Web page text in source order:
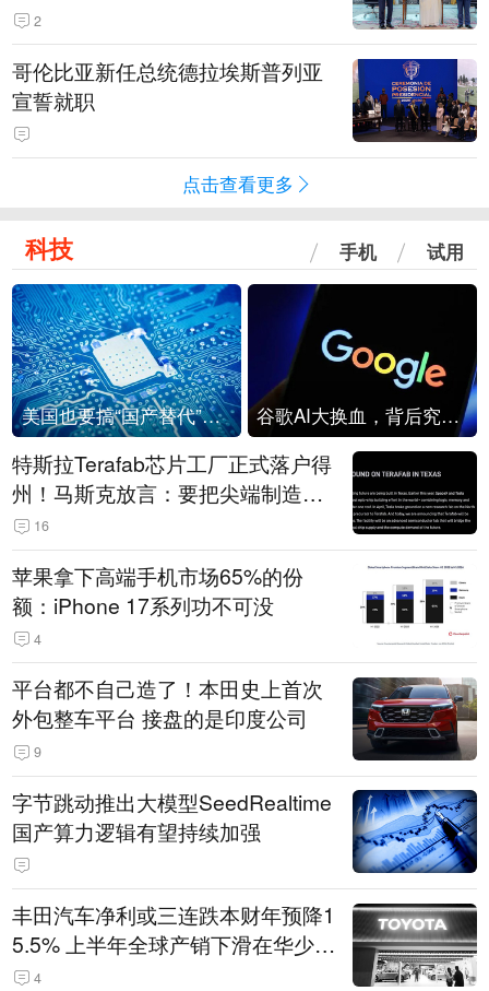
2
哥伦比亚新任总统德拉埃斯普列亚
宣誓就职
点击查看更多
科技 手机 试用
美国也要搞“国产替代”？先算清三笔账 谷歌AI大换血，背后究竟发生了什么？
特斯拉Terafab芯片工厂正式落户得
州！马斯克放言：要把尖端制造带
回美国
16
苹果拿下高端手机市场65%的份
额：iPhone 17系列功不可没
4
平台都不自己造了！本田史上首次
外包整车平台 接盘的是印度公司
9
字节跳动推出大模型SeedRealtime
国产算力逻辑有望持续加强
丰田汽车净利或三连跌本财年预降1
5.5% 上半年全球产销下滑在华少卖
14.3万辆
4